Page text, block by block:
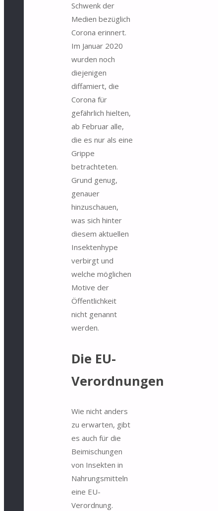
Schwenk der
Medien bezüglich
Corona erinnert.
Im Januar 2020
wurden noch
diejenigen
diffamiert, die
Corona für
gefährlich hielten,
ab Februar alle,
die es nur als eine
Grippe
betrachteten.
Grund genug,
genauer
hinzuschauen,
was sich hinter
diesem aktuellen
Insektenhype
verbirgt und
welche möglichen
Motive der
Öffentlichkeit
nicht genannt
werden.
Die EU-
Verordnungen
Wie nicht anders
zu erwarten, gibt
es auch für die
Beimischungen
von Insekten in
Nahrungsmitteln
eine EU-
Verordnung.